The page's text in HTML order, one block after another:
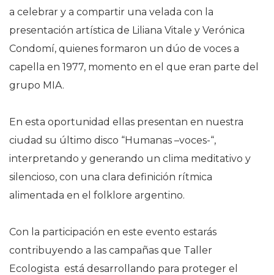
a celebrar y a compartir una velada con la
presentación artística de Liliana Vitale y Verónica
Condomí, quienes formaron un dúo de voces a
capella en 1977, momento en el que eran parte del
grupo MIA.
En esta oportunidad ellas presentan en nuestra
ciudad su último disco “Humanas –voces-“,
interpretando y generando un clima meditativo y
silencioso, con una clara definición rítmica
alimentada en el folklore argentino.
Con la participación en este evento estarás
contribuyendo a las campañas que Taller
Ecologista está desarrollando para proteger el